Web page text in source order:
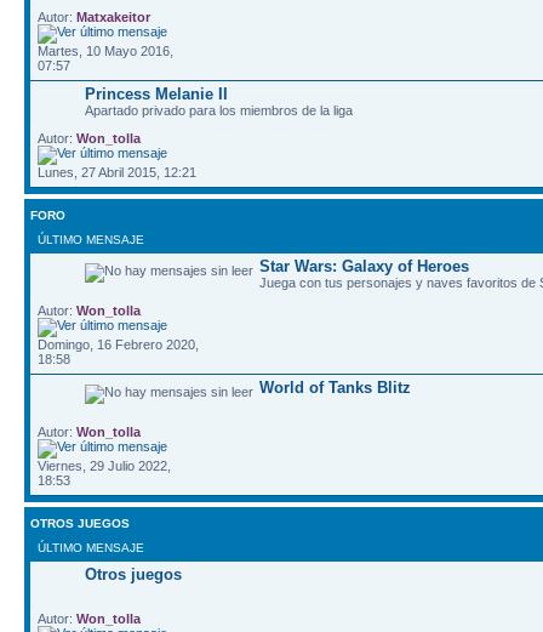
Autor: Matxakeitor
Martes, 10 Mayo 2016,
07:57
Princess Melanie II
Apartado privado para los miembros de la liga
Autor: Won_tolla
Lunes, 27 Abril 2015, 12:21
FORO
ÚLTIMO MENSAJE
Star Wars: Galaxy of Heroes
Juega con tus personajes y naves favoritos
Autor: Won_tolla
Domingo, 16 Febrero 2020,
18:58
World of Tanks Blitz
Autor: Won_tolla
Viernes, 29 Julio 2022,
18:53
OTROS JUEGOS
ÚLTIMO MENSAJE
Otros juegos
Autor: Won_tolla